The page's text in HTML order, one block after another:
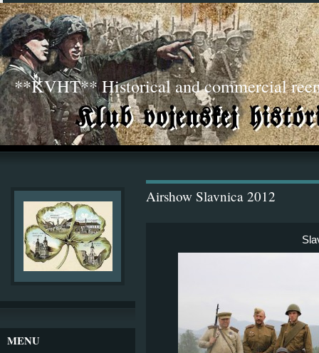
**KVHT** Historical and commercial
Airshow Slavnica 2012
MENU